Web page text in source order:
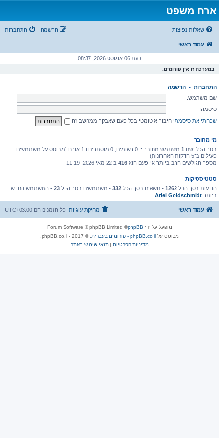
ארח משפט
שאלות נפוצות התחברות הרשמה
עמוד ראשי
כעת 06 אוגוסט 2026, 08:37
במערכת זו אין פורומים.
התחברות • הרשמה
שם משתמש:
סיסמה:
שכחתי את סיסמתי חיבור אוטומטי בכל פעם שאבקר ממחשב זה
מי מחובר
בסך הכל ישנו 1
משתמש מחובר :: 0 רשומים, 0 מוסתרים ו 1 אורח (מבוסס על משתמשים
פעילים ב־5 הדקות האחרונות)
מספר הגולשים הרב ביותר אי-פעם הוא 416 ב 22 מאי 2026, 11:19
סטטיסטיקות
הודעות בסך הכל 1262 • נושאים בסך הכל 332 • משתמשים בסך הכל 23 • המשתמש החדש
ביותר Ariel Goldschmidt
עמוד ראשי כל הזמנים הם UTC+03:00 מחיקת עוגיות
מופעל על ידי phpBB
® Forum Software © phpBB Limited
מבוסס על phpBB.co.il - פורומים בעברית
. © 2017 - phpBB.co.il.
מדיניות הפרטיות |תנאי שימוש באתר